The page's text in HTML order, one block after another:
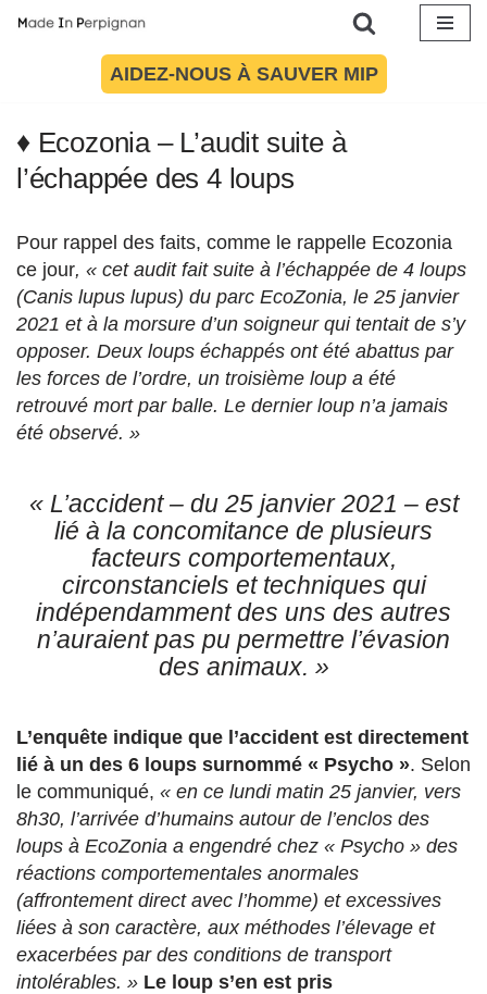
AIDEZ-NOUS À SAUVER MIP
Article mis à jour le 2 mars 2021 à 08:12
♦ Ecozonia – L’audit suite à
l’échappée des 4 loups
Pour rappel des faits, comme le rappelle Ecozonia
ce jour, « cet audit fait suite à l’échappée de 4 loups
(Canis lupus lupus) du parc EcoZonia, le 25 janvier
2021 et à la morsure d’un soigneur qui tentait de s’y
opposer. Deux loups échappés ont été abattus par
les forces de l’ordre, un troisième loup a été
retrouvé mort par balle. Le dernier loup n’a jamais
été observé. »
« L’accident – du 25 janvier 2021 – est
lié à la concomitance de plusieurs
facteurs comportementaux,
circonstanciels et techniques qui
indépendamment des uns des autres
n’auraient pas pu permettre l’évasion
des animaux. »
L’enquête indique que l’accident est directement
lié à un des 6 loups surnommé « Psycho ». Selon
le communiqué, « en ce lundi matin 25 janvier, vers
8h30, l’arrivée d’humains autour de l’enclos des
loups à EcoZonia a engendré chez « Psycho » des
réactions comportementales anormales
(affrontement direct avec l’homme) et excessives
liées à son caractère, aux méthodes l’élevage et
exacerbées par des conditions de transport
intolérables. » Le loup s’en est pris